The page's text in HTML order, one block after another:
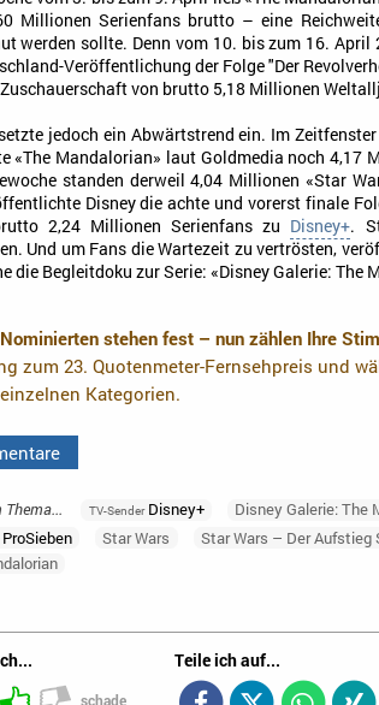
Millionen Serienfans brutto – eine
werden sollte. Denn vom 10. bis zum 16.
Veröffentlichung der Folge "Der
von brutto 5,18 Millionen
jedoch ein Abwärtstrend ein. Im
«The Mandalorian» laut Goldmedia noch 4,17
standen derweil 4,04 Millionen «Star
Disney die achte und vorerst finale
2,24 Millionen Serienfans zu Disney+.
Und um Fans die Wartezeit zu vertrösten,
die Begleitdoku zur Serie: «Disney Galerie: The
stehen fest – nun zählen Ihre
zum 23. Quotenmeter-Fernsehpreis und
Kategorien.
Thema... TV-SenderDisney+ Disney Galerie: The
ProSieben Star Wars
Star Wars – Der Aufstieg
schade
Teile ich auf...